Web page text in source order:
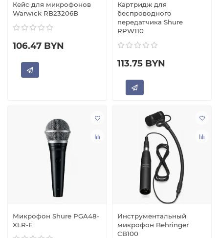
Кейс для микрофонов
Warwick RB23206B
106.47 BYN
Картридж для
беспроводного
передатчика Shure
RPW110
113.75 BYN
Микрофон Shure PGA48-
XLR-E
Инструментальный
микрофон Behringer
CB100